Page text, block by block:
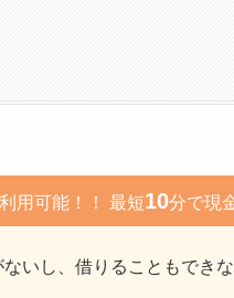
用可能！！ 最短10分で現
ないし、借りることもで